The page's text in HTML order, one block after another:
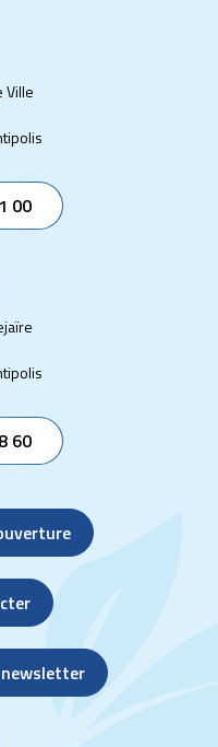
Ville
00
60
newsletter